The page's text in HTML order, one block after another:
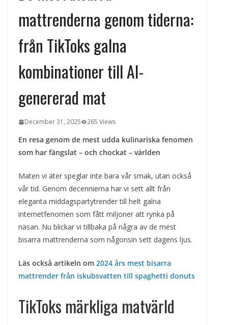
ForMotion – ortopedteknik och
bandagist i Sverige
Det fysiologiska teknikskiftet: Den
medicinska utvecklingen öppnar nya
mattrenderna genom tiderna:
från TikToks galna
kombinationer till AI-
genererad mat
December 31, 2025 265 Views
En resa genom de mest udda kulinariska fenomen
som har fängslat – och chockat – världen
Maten vi äter speglar inte bara vår smak, utan också
vår tid. Genom decennierna har vi sett allt från
eleganta middagspartytrender till helt galna
internetfenomen som fått miljoner att rynka på
näsan. Nu blickar vi tillbaka på några av de mest
bisarra mattrenderna som någonsin sett dagens ljus.
Läs också artikeln om 2024 års mest bisarra
mattrender från iskubsvatten till spaghetti donuts
TikToks märkliga matvärld